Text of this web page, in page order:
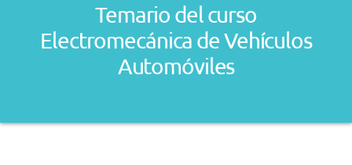
Temario del curso
Electromecánica de Vehículos
Automóviles